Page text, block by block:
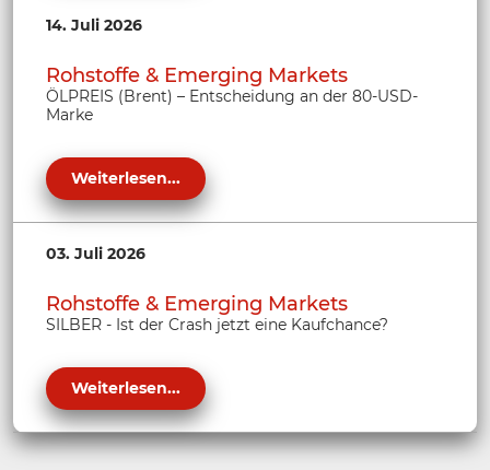
14. Juli 2026
Rohstoffe & Emerging Markets
ÖLPREIS (Brent) – Entscheidung an der 80-USD-
Marke
Weiterlesen...
03. Juli 2026
Rohstoffe & Emerging Markets
SILBER - Ist der Crash jetzt eine Kaufchance?
Weiterlesen...